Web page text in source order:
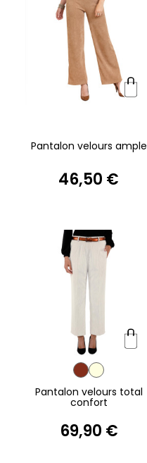
Pantalon velours ample
46,50 €
Pantalon velours total
confort
69,90 €